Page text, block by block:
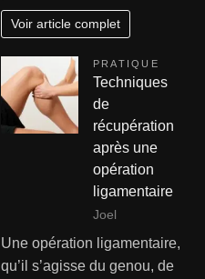
Voir article complet
PRATIQUE
Techniques
de
récupération
après une
opération
ligamentaire
Joel
Une opération ligamentaire,
qu’il s’agisse du genou, de